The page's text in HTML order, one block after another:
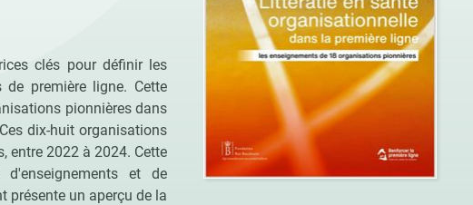
clés pour définir les
première ligne. Cette
pionnières dans
dix-huit organisations
entre 2022 à 2024. Cette
et de
présente un aperçu de la